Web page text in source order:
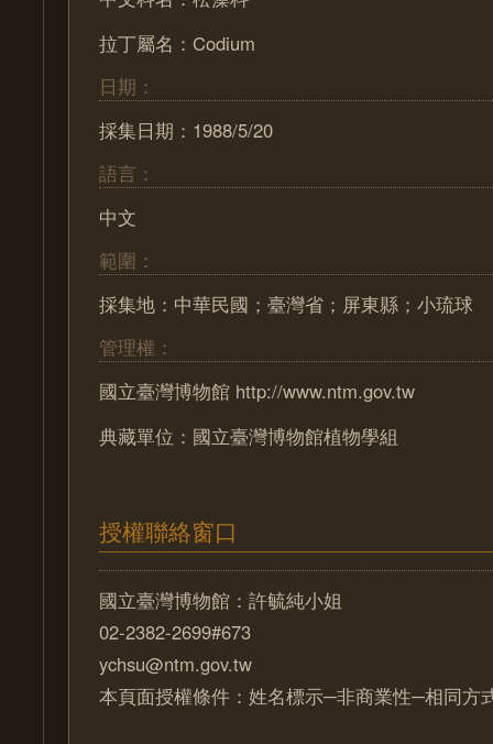
拉丁屬名：Codium
日期：
採集日期：1988/5/20
語言：
中文
範圍：
採集地：中華民國；臺灣省；屏東縣；小琉球
管理權：
國立臺灣博物館 http://www.ntm.gov.tw
典藏單位：國立臺灣博物館植物學組
授權聯絡窗口
國立臺灣博物館：許毓純小姐
02-2382-2699#673
ychsu@ntm.gov.tw
本頁面授權條件：姓名標示─非商業性─相同方